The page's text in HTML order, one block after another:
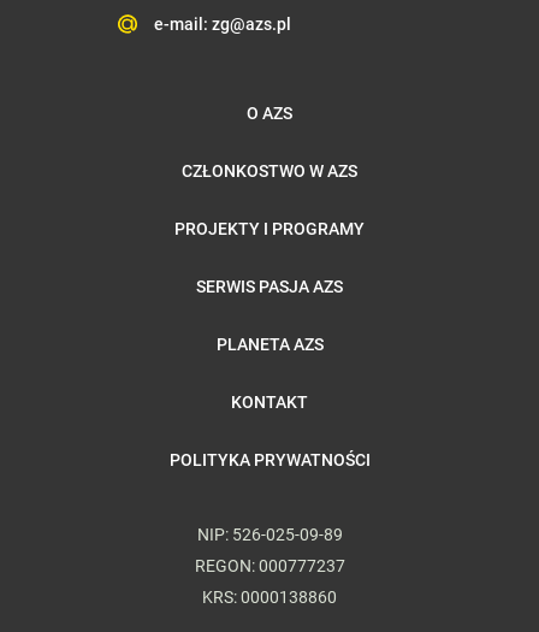
e-mail: zg@azs.pl
O AZS
CZŁONKOSTWO W AZS
PROJEKTY I PROGRAMY
SERWIS PASJA AZS
PLANETA AZS
KONTAKT
POLITYKA PRYWATNOŚCI
NIP: 526-025-09-89
REGON: 000777237
KRS: 0000138860